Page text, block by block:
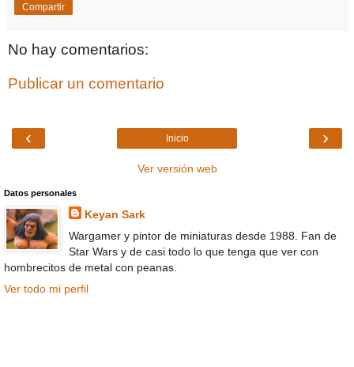
Compartir
No hay comentarios:
Publicar un comentario
‹ ›
Inicio
Ver versión web
Datos personales
Keyan Sark
Wargamer y pintor de miniaturas desde 1988. Fan de
Star Wars y de casi todo lo que tenga que ver con
hombrecitos de metal con peanas.
Ver todo mi perfil